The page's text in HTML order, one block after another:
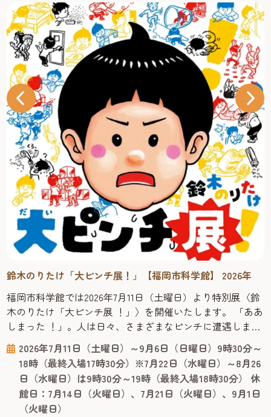
鈴木のりたけ「大ピンチ展！」【福岡市科学館】 2026年
福岡市科学館では2026年7月11日（土曜日）より特別展〈鈴
木のりたけ「大ピンチ展 ！」〉を開催いたします。 「ああ
しまった ！」。人は日々、さまざまなピンチに遭遇しま
す。絵本作家の鈴木のりたけが息子の大ピンチからヒント
を得て作った絵本シリーズ『大ピンチずかん』（小学館）
は、多くの共感を呼び大ベストセラーとなりました。2025
年4月には最新刊『大ピンチずかん3』が出版され、勢いが
止まりません...
2026年7月11日（土曜日）～9月6日（日曜日）9時30分～
18時（最終入場17時30分）※7月22日（水曜日）～8月26
日（水曜日）は9時30分～19時（最終入場18時30分） 休
館日：7月14日（火曜日）、7月21日（火曜日）、9月1日
（火曜日）